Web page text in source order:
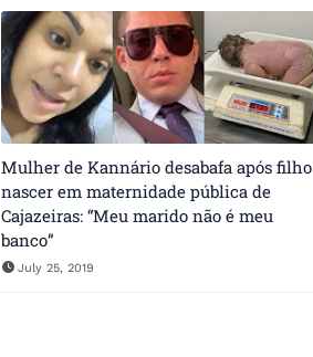
Mulher de Kannário desabafa após filho
nascer em maternidade pública de
Cajazeiras: “Meu marido não é meu
banco”
July 25, 2019